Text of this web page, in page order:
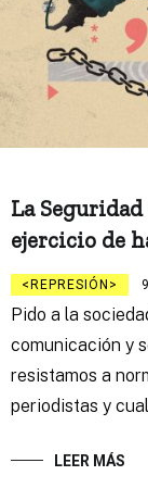
La
ejercicio de
REPRESIÓN
Pido a la
comunicación y
resistamos a
periodistas y
LEER MÁS